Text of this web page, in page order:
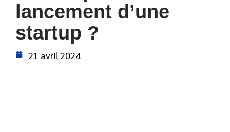
lancement d’une
startup ?
21 avril 2024